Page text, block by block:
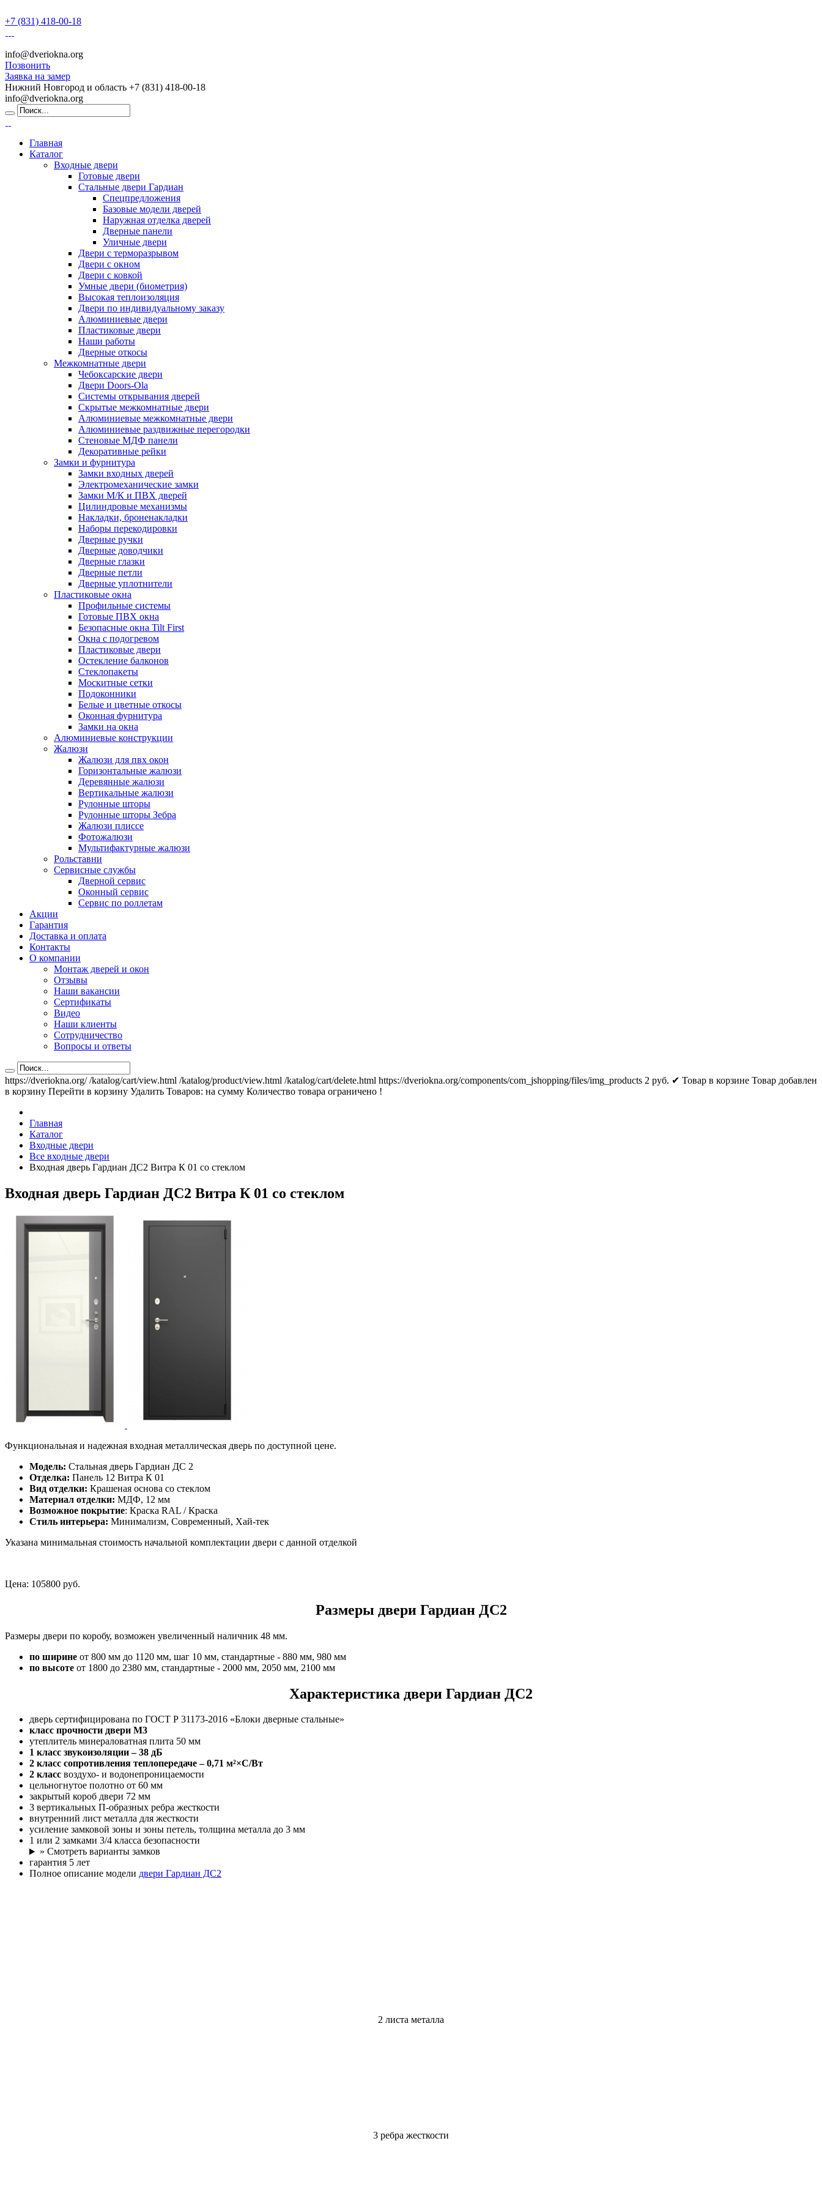
+7 (831) 418-00-18
info@dveriokna.org
Позвонить
Заявка на замер
Нижний Новгород и область +7 (831) 418-00-18
info@dveriokna.org
Главная
Каталог
Входные двери
Готовые двери
Стальные двери Гардиан
Спецпредложения
Базовые модели дверей
Наружная отделка дверей
Дверные панели
Уличные двери
Двери с терморазрывом
Двери с окном
Двери с ковкой
Умные двери (биометрия)
Высокая теплоизоляция
Двери по индивидуальному заказу
Алюминиевые двери
Пластиковые двери
Наши работы
Дверные откосы
Межкомнатные двери
Чебоксарские двери
Двери Doors-Ola
Системы открывания дверей
Скрытые межкомнатные двери
Алюминиевые межкомнатные двери
Алюминиевые раздвижные перегородки
Стеновые МДФ панели
Декоративные рейки
Замки и фурнитура
Замки входных дверей
Электромеханические замки
Замки М/К и ПВХ дверей
Цилиндровые механизмы
Накладки, броненакладки
Наборы перекодировки
Дверные ручки
Дверные доводчики
Дверные глазки
Дверные петли
Дверные уплотнители
Пластиковые окна
Профильные системы
Готовые ПВХ окна
Безопасные окна Tilt First
Окна с подогревом
Пластиковые двери
Остекление балконов
Стеклопакеты
Москитные сетки
Подоконники
Белые и цветные откосы
Оконная фурнитура
Замки на окна
Алюминиевые конструкции
Жалюзи
Жалюзи для пвх окон
Горизонтальные жалюзи
Деревянные жалюзи
Вертикальные жалюзи
Рулонные шторы
Рулонные шторы Зебра
Жалюзи плиссе
Фотожалюзи
Мультифактурные жалюзи
Рольставни
Сервисные службы
Дверной сервис
Оконный сервис
Сервис по роллетам
Акции
Гарантия
Доставка и оплата
Контакты
О компании
Монтаж дверей и окон
Отзывы
Наши вакансии
Сертификаты
Видео
Наши клиенты
Сотрудничество
Вопросы и ответы
https://dveriokna.org/ /katalog/cart/view.html /katalog/product/view.html /katalog/cart/delete.html https://dveriokna.org/components/com_jshopping/files/img_products 2 руб. ✔ Товар в корзине Товар добавлен
в корзину Перейти в корзину Удалить Товаров: на сумму Количество товара ограничено !
Главная
Каталог
Входные двери
Все входные двери
Входная дверь Гардиан ДС2 Витра К 01 со стеклом
Входная дверь Гардиан ДС2 Витра К 01 со стеклом
Функциональная и надежная входная металлическая дверь по доступной цене.
Модель: Стальная дверь Гардиан ДС 2
Отделка: Панель 12 Витра К 01
Вид отделки: Крашеная основа со стеклом
Материал отделки: МДФ, 12 мм
Возможное покрытие: Краска RAL / Краска
Стиль интерьера: Минимализм, Современный, Хай-тек
Указана минимальная стоимость начальной комплектации двери с данной отделкой
Цена: 105800 руб.
Размеры двери Гардиан ДС2
Размеры двери по коробу, возможен увеличенный наличник 48 мм.
по ширине от 800 мм до 1120 мм, шаг 10 мм, стандартные - 880 мм, 980 мм
по высоте от 1800 до 2380 мм, стандартные - 2000 мм, 2050 мм, 2100 мм
Характеристика двери Гардиан ДС2
дверь сертифицирована по ГОСТ Р 31173-2016 «Блоки дверные стальные»
класс прочности двери М3
утеплитель минераловатная плита 50 мм
1 класс звукоизоляции – 38 дБ
2 класс сопротивления теплопередаче – 0,71 м²×С/Вт
2 класс воздухо- и водонепроницаемости
цельногнутое полотно от 60 мм
закрытый короб двери 72 мм
3 вертикальных П-образных ребра жесткости
внутренний лист металла для жесткости
усиление замковой зоны и зоны петель, толщина металла до 3 мм
1 или 2 замками 3/4 класса безопасности
» Смотреть варианты замков
гарантия 5 лет
Полное описание модели двери Гардиан ДС2
2 листа металла
3 ребра жесткости